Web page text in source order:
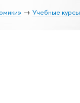
Учебные курсы